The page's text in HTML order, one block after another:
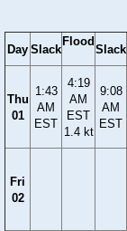
Day Slack
Flood
Slack
Thu
01
1:43
AM
EST
4:19
AM
EST
1.4 kt
9:08
AM
EST
Fri
02